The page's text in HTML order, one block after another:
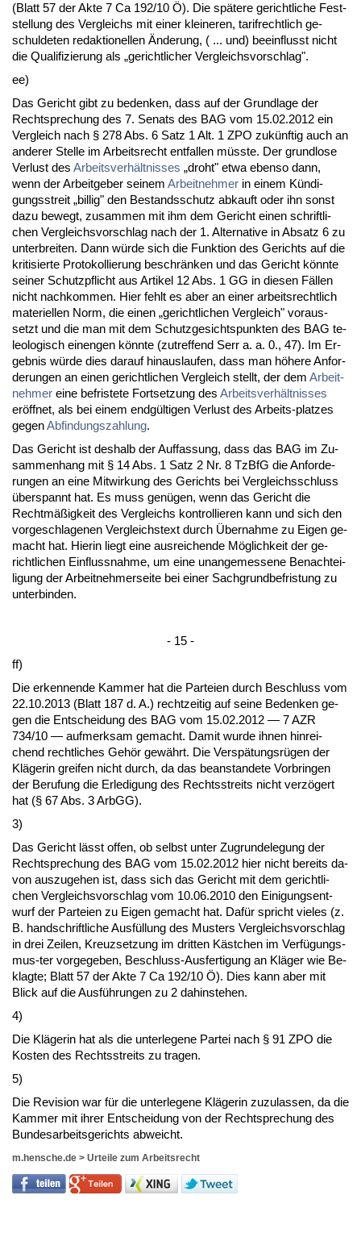
(Blatt 57 der Ak­te 7 Ca 192/10 Ö). Die späte­re ge­richt­li­che Fest­
stel­lung des Ver­gleichs mit ei­ner klei­ne­ren, ta­rif­recht­lich ge­
schul­de­ten re­dak­tio­nel­len Ände­rung, ( ... und) be­ein­flusst nicht
die Qua­li­fi­zie­rung als „ge­richt­li­cher Ver­gleichs­vor­schlag".
ee)
Das Ge­richt gibt zu be­den­ken, dass auf der Grund­la­ge der
Recht­spre­chung des 7. Se­nats des BAG vom 15.02.2012 ein
Ver­gleich nach § 278 Abs. 6 Satz 1 Alt. 1 ZPO zukünf­tig auch an
an­de­rer Stel­le im Ar­beits­recht ent­fal­len müss­te. Der grund­lo­se
Ver­lust des Ar­beits­verhält­nis­ses „droht" et­wa eben­so dann,
wenn der Ar­beit­ge­ber sei­nem Ar­beit­neh­mer in ei­nem Kündi­
gungs­streit „bil­lig" den Be­stands­schutz ab­kauft oder ihn sonst
da­zu be­wegt, zu­sam­men mit ihm dem Ge­richt ei­nen schrift­li­
chen Ver­gleichs­vor­schlag nach der 1. Al­ter­na­ti­ve in Ab­satz 6 zu
un­ter­brei­ten. Dann würde sich die Funk­ti­on des Ge­richts auf die
kri­ti­sier­te Pro­to­kol­lie­rung be­schränken und das Ge­richt könn­te
sei­ner Schutz­pflicht aus Ar­ti­kel 12 Abs. 1 GG in die­sen Fällen
nicht nach­kom­men. Hier fehlt es aber an ei­ner ar­beits­recht­lich
ma­te­ri­el­len Norm, die ei­nen „ge­richt­li­chen Ver­gleich" vor­aus­
setzt und die man mit dem Schutz­ge­sichts­punk­ten des BAG te­
leo­lo­gisch ein­engen könn­te (zu­tref­fend Serr a. a. 0., 47). Im Er­
geb­nis würde dies dar­auf hin­aus­lau­fen, dass man höhe­re An­for­
de­run­gen an ei­nen ge­richt­li­chen Ver­gleich stellt, der dem Ar­beit­
neh­mer ei­ne be­fris­te­te Fort­set­zung des Ar­beits­verhält­nis­ses
eröff­net, als bei ei­nem endgülti­gen Ver­lust des Ar­beits-plat­zes
ge­genAb­fin­dungs­zah­lung.
Das Ge­richt ist des­halb der Auf­fas­sung, dass das BAG im Zu­
sam­men­hang mit § 14 Abs. 1 Satz 2 Nr. 8 Tz­B­fG die An­for­de­
run­gen an ei­ne Mit­wir­kung des Ge­richts bei Ver­gleichs­schluss
über­spannt hat. Es muss genügen, wenn das Ge­richt die
Rechtmäßig­keit des Ver­gleichs kon­trol­lie­ren kann und sich den
vor­ge­schla­ge­nen Ver­gleichs­text durch Über­nah­me zu Ei­gen ge­
macht hat. Hier­in liegt ei­ne aus­rei­chen­de Möglich­keit der ge­
richt­li­chen Ein­fluss­nah­me, um ei­ne un­an­ge­mes­se­ne Be­nach­tei­
li­gung der Ar­beit­neh­mer­sei­te bei ei­ner Sach­grund­be­fris­tung zu
un­ter­bin­den.
- 15 -
ff)
Die er­ken­nen­de Kam­mer hat die Par­tei­en durch Be­schluss vom
22.10.2013 (Blatt 187 d. A.) recht­zei­tig auf sei­ne Be­den­ken ge­
gen die Ent­schei­dung des BAG vom 15.02.2012 — 7 AZR
734/10 — auf­merk­sam ge­macht. Da­mit wur­de ih­nen hin­rei­
chend recht­li­ches Gehör gewährt. Die Ver­spätungsrügen der
Kläge­rin grei­fen nicht durch, da das be­an­stan­de­te Vor­brin­gen
der Be­ru­fung die Er­le­di­gung des Rechts­streits nicht verzögert
hat (§ 67 Abs. 3 ArbGG).
3)
Das Ge­richt lässt of­fen, ob selbst un­ter Zu­grun­de­le­gung der
Recht­spre­chung des BAG vom 15.02.2012 hier nicht be­reits da­
von aus­zu­ge­hen ist, dass sich das Ge­richt mit dem ge­richt­li­
chen Ver­gleichs­vor­schlag vom 10.06.2010 den Ei­ni­gungs­ent­
wurf der Par­tei­en zu Ei­gen ge­macht hat. Dafür spricht vie­les (z.
B. hand­schrift­li­che Ausfüllung des Mus­ters Ver­gleichs­vor­schlag
in drei Zei­len, Kreuz­set­zung im drit­ten Kästchen im Verfügungs­
mus-ter vor­ge­ge­ben, Be­schluss-Aus­fer­ti­gung an Kläger wie Be­
klag­te; Blatt 57 der Ak­te 7 Ca 192/10 Ö). Dies kann aber mit
Blick auf die Ausführun­gen zu 2 da­hin­ste­hen.
4)
Die Kläge­rin hat als die un­ter­le­ge­ne Par­tei nach § 91 ZPO die
Kos­ten des Rechts­streits zu tra­gen.
5)
Die Re­vi­si­on war für die un­ter­le­ge­ne Kläge­rin zu­zu­las­sen, da die
Kam­mer mit ih­rer Ent­schei­dung von der Recht­spre­chung des
Bun­des­ar­beits­ge­richts ab­weicht.
m.hensche.de > Urteile zum Arbeitsrecht